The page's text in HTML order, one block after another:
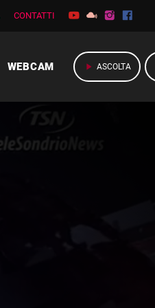
CONTATTI
WEBCAM play_arrow ASCOLTA